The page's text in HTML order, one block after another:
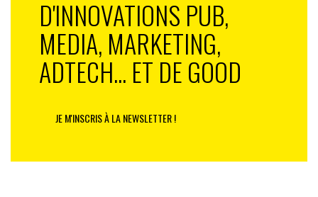
D'INNOVATIONS PUB,
MEDIA, MARKETING,
ADTECH... ET DE GOOD
JE M'INSCRIS À LA NEWSLETTER !